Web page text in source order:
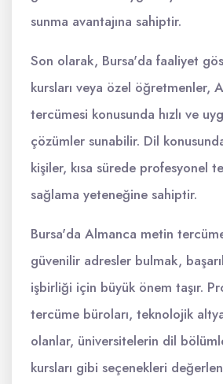
sunma avantajına sahiptir.
Son olarak, Bursa'da faaliyet
kursları veya özel öğretmenler,
tercümesi konusunda hızlı ve
çözümler sunabilir. Dil
kişiler, kısa sürede profesyonel
sağlama yeteneğine sahiptir.
Bursa'da Almanca metin
güvenilir adresler bulmak,
işbirliği için büyük önem taşır.
tercüme büroları, teknolojik
olanlar, üniversitelerin dil
kursları gibi seçenekleri